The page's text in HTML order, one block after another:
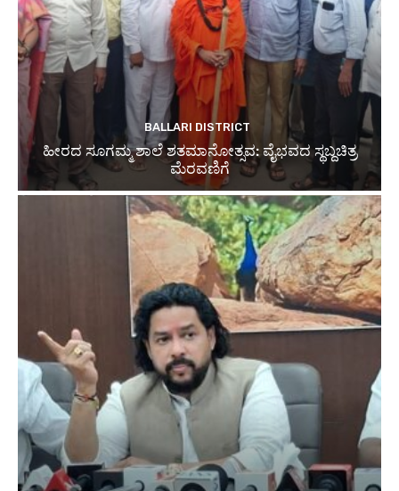
BALLARI DISTRICT
ಹೀರದ ಸೂಗಮ್ಮ ಶಾಲೆ ಶತಮಾನೋತ್ಸವ: ವೈಭವದ ಸ್ಥಬ್ದಚಿತ್ರ
ಮೆರವಣಿಗೆ